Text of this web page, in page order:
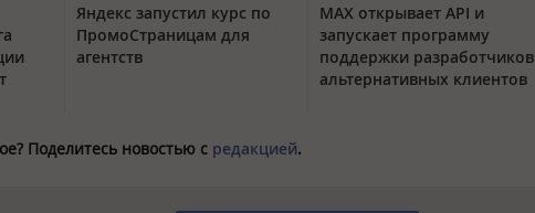
Яндекс запустил курс по
ПромоСтраницам для
агентств
MAX открывает API и
запускает программу
поддержки разработчиков
альтернативных клиентов
Поделитесь новостью с редакцией.